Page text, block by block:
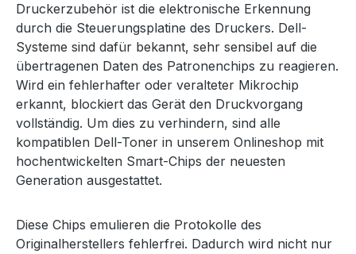
Druckerzubehör ist die elektronische Erkennung
durch die Steuerungsplatine des Druckers. Dell-
Systeme sind dafür bekannt, sehr sensibel auf die
übertragenen Daten des Patronenchips zu reagieren.
Wird ein fehlerhafter oder veralteter Mikrochip
erkannt, blockiert das Gerät den Druckvorgang
vollständig. Um dies zu verhindern, sind alle
kompatiblen Dell-Toner in unserem Onlineshop mit
hochentwickelten Smart-Chips der neuesten
Generation ausgestattet.
Diese Chips emulieren die Protokolle des
Originalherstellers fehlerfrei. Dadurch wird nicht nur